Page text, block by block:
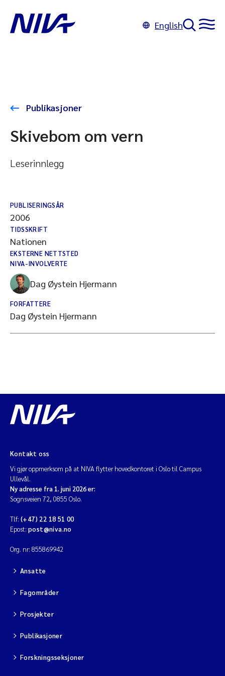
English
Publikasjoner
Skivebom om vern
Leserinnlegg
PUBLISERINGSÅR
2006
TIDSSKRIFT
Nationen
EKSTERNE NETTSTED
NIVA-INVOLVERTE
Dag Øystein Hjermann
FORFATTERE
Dag Øystein Hjermann
Kontakt oss
Vi gjør oppmerksom på at NIVA flytter hovedkontoret i Oslo til Campus
Ullevål.
Ny adresse fra 1. juni 2026 er:
Sognsveien 72, 0855 Oslo.
Tlf: (+47) 22 18 51 00
Epost: post@niva.no
Org. nr: 855869942
Ansatte
Fagområder
Prosjekter
Publikasjoner
Forskningsseksjoner